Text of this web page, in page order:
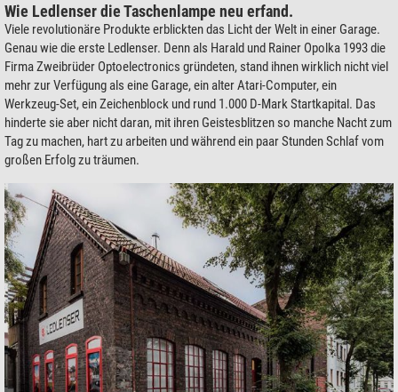
Wie Ledlenser die Taschenlampe neu erfand.
Viele revolutionäre Produkte erblickten das Licht der Welt in einer Garage.
Genau wie die erste Ledlenser. Denn als Harald und Rainer Opolka 1993 die
Firma Zweibrüder Optoelectronics gründeten, stand ihnen wirklich nicht viel
mehr zur Verfügung als eine Garage, ein alter Atari-Computer, ein
Werkzeug-Set, ein Zeichenblock und rund 1.000 D-Mark Startkapital. Das
hinderte sie aber nicht daran, mit ihren Geistesblitzen so manche Nacht zum
Tag zu machen, hart zu arbeiten und während ein paar Stunden Schlaf vom
großen Erfolg zu träumen.